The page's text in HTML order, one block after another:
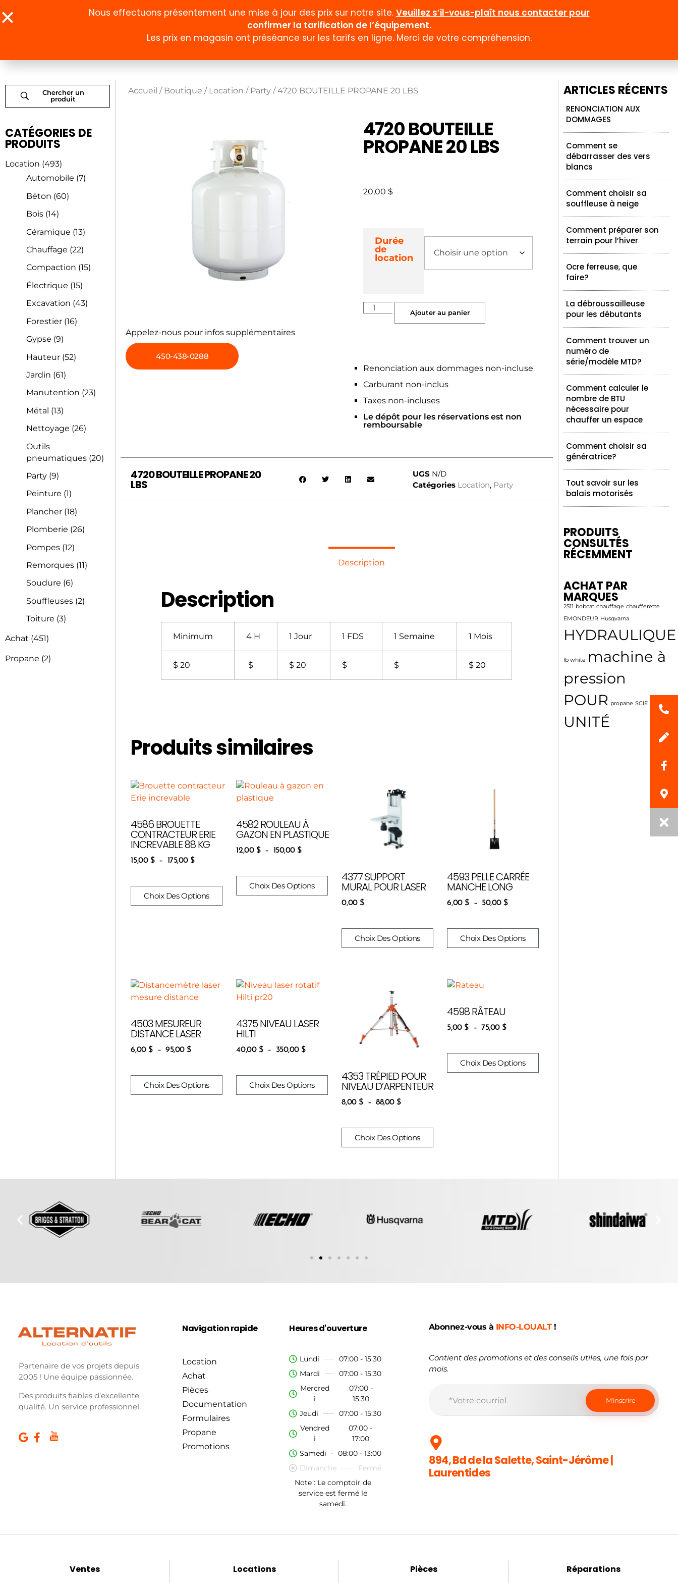
À propos Boutique Documentation Formulaires Promotion et rabais Emploi
Chercher un
produit
CATÉGORIES DE
PRODUITS
Location (493)
Automobile (7)
Béton (60)
Bois (14)
Céramique (13)
Chauffage (22)
Compaction (15)
Électrique (15)
Excavation (43)
Forestier (16)
Gypse (9)
Hauteur (52)
Jardin (61)
Manutention (23)
Métal (13)
Nettoyage (26)
Outils
pneumatiques (20)
Party (9)
Peinture (1)
Plancher (18)
Plomberie (26)
Pompes (12)
Remorques (11)
Soudure (6)
Souffleuses (2)
Toiture (3)
Achat (451)
Propane (2)
Accueil / Boutique / Location / Party / 4720 BOUTEILLE PROPANE 20 LBS
Appelez-nous pour infos supplémentaires
450-438-0288
4720 BOUTEILLE
PROPANE 20 LBS
20,00 $
Durée
de
location
Ajouter au panier
Renonciation aux dommages non-incluse
Carburant non-inclus
Taxes non-incluses
Le dépôt pour les réservations est non
remboursable
4720 BOUTEILLE PROPANE 20
LBS
UGS N/D
Catégories Location, Party
Description
Description
Minimum 4 H 1 Jour 1 FDS 1 Semaine 1 Mois
$ 20 $ $ 20 $ $ $ 20
Produits similaires
4586 BROUETTE
CONTRACTEUR ERIE
INCREVABLE 88 KG
15,00 $ – 175,00 $
Choix Des Options
4582 ROULEAU À
GAZON EN PLASTIQUE
12,00 $ – 150,00 $
Choix Des Options
4377 SUPPORT
MURAL POUR LASER
0,00 $
Choix Des Options
4593 PELLE CARRÉE
MANCHE LONG
6,00 $ – 50,00 $
Choix Des Options
4503 MESUREUR
DISTANCE LASER
6,00 $ – 95,00 $
Choix Des Options
4375 NIVEAU LASER
HILTI
40,00 $ – 350,00 $
Choix Des Options
4353 TRÉPIED POUR
NIVEAU D’ARPENTEUR
8,00 $ – 88,00 $
Choix Des Options
4598 RÂTEAU
5,00 $ – 75,00 $
Choix Des Options
ARTICLES RÉCENTS
RENONCIATION AUX
DOMMAGES
Comment se
débarrasser des vers
blancs
Comment choisir sa
souffleuse à neige
Comment préparer son
terrain pour l’hiver
Ocre ferreuse, que
faire?
La débroussailleuse
pour les débutants
Comment trouver un
numéro de
série/modèle MTD?
Comment calculer le
nombre de BTU
nécessaire pour
chauffer un espace
Comment choisir sa
génératrice?
Tout savoir sur les
balais motorisés
PRODUITS
CONSULTÉS
RÉCEMMENT
ACHAT PAR
MARQUES
2511 bobcat chauffage chaufferette
EMONDEUR Husqvarna
HYDRAULIQUE
lb white machine à
pression
POUR propane SCIE
UNITÉ
Partenaire de vos projets depuis
2005 ! Une équipe passionnée.
Des produits fiables d’excellente
qualité. Un service professionnel.
Navigation rapide
Location
Achat
Pièces
Documentation
Formulaires
Propane
Promotions
Heures d'ouverture
Lundi
07:00 - 15:30
Mardi
07:00 - 15:30
Mercred
i
07:00 -
15:30
Jeudi
07:00 - 15:30
Vendred
i
07:00 -
17:00
Samedi
08:00 - 13:00
Dimanche
Fermé
Note : Le comptoir de
service est fermé le
samedi.
Abonnez-vous à INFO-LOUALT !
Contient des promotions et des conseils utiles, une fois par
mois.
894, Bd de la Salette, Saint-Jérôme |
Laurentides
Ventes Locations Pièces Réparations
Nous effectuons présentement une mise à jour des prix sur notre site. Veuillez s’il-vous-plaît nous contacter pour
confirmer la tarification de l’équipement.
Les prix en magasin ont préséance sur les tarifs en ligne. Merci de votre compréhension.